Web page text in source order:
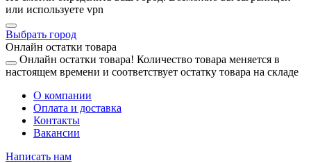
или используете vpn
Выбрать город
Онлайн остатки товара
Онлайн остатки товара! Количество товара меняется в
настоящем времени и соответствует остатку товара на складе
О компании
Оплата и доставка
Контакты
Вакансии
Написать нам